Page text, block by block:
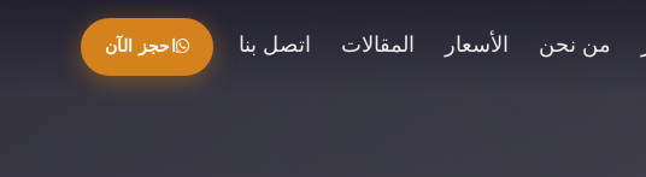
من نحن الأسعار المقالات اتصل بنا احجز الآن